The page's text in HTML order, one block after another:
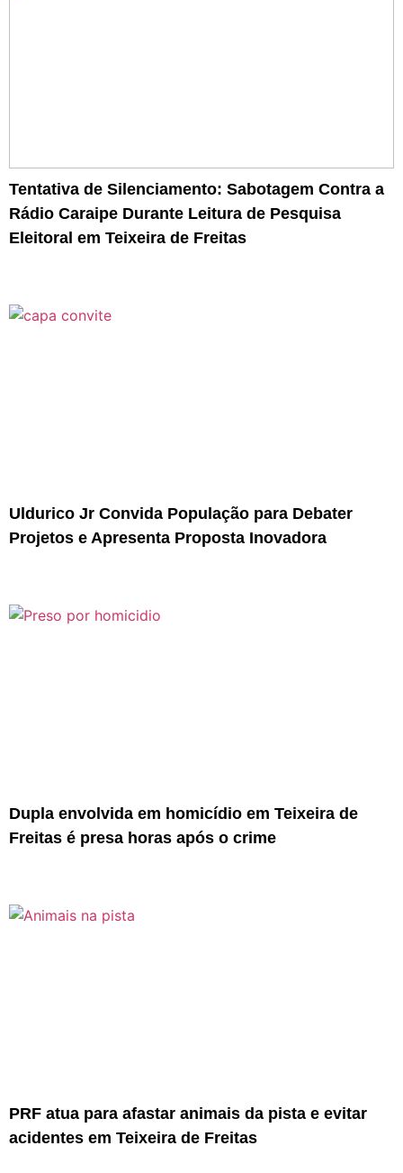
Tentativa de Silenciamento: Sabotagem Contra a
Rádio Caraipe Durante Leitura de Pesquisa
Eleitoral em Teixeira de Freitas
Uldurico Jr Convida População para Debater
Projetos e Apresenta Proposta Inovadora
Dupla envolvida em homicídio em Teixeira de
Freitas é presa horas após o crime
PRF atua para afastar animais da pista e evitar
acidentes em Teixeira de Freitas